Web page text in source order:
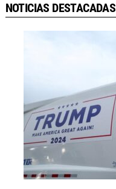
NOTICIAS DESTACADAS